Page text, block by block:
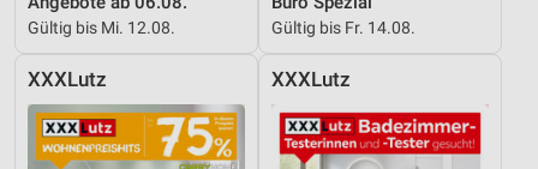
Gültig bis Mi. 12.08. Gültig bis Fr. 14.08.
XXXLutz XXXLutz
Inhalten
Verwendung genauer Standortdaten
Geräte anhand von aktiv angeforderten
Informationen identifizieren